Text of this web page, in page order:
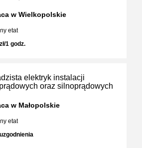
w Wielkopolskie
etat
1 godz.
elektryk instalacji
oraz silnoprądowych
w Małopolskie
etat